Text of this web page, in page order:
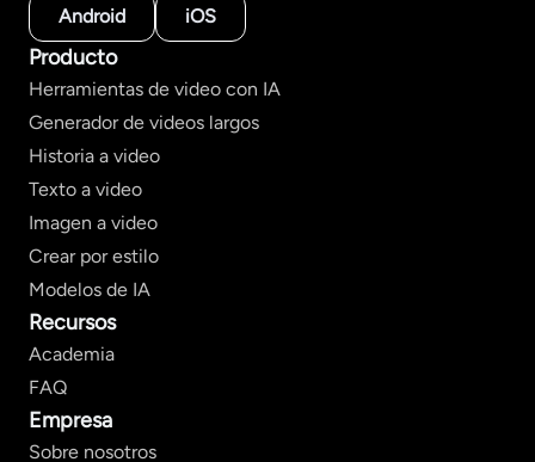
Android
iOS
Producto
Herramientas de video con IA
Generador de videos largos
Historia a video
Texto a video
Imagen a video
Crear por estilo
Modelos de IA
Recursos
Academia
FAQ
Empresa
Sobre nosotros